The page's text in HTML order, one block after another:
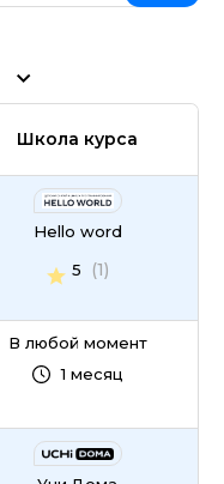
Школа курса
Hello word
5
(1)
В любой момент
1 месяц